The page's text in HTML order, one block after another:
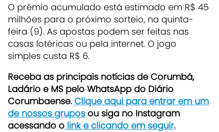
O prêmio acumulado está estimado em R$ 45
milhões para o próximo sorteio, na quinta-
feira (9). As apostas podem ser feitas nas
casas lotéricas ou pela internet. O jogo
simples custa R$ 6.
Receba as principais notícias de Corumbá,
Ladário e MS pelo WhatsApp do Diário
Corumbaense.Clique aqui para entrar em um
de nossos grupos ou siga no Instagram
acessando o link e clicando em seguir.